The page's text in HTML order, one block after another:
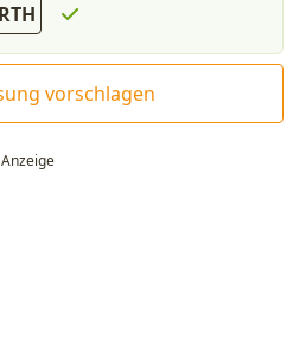
vorschlagen